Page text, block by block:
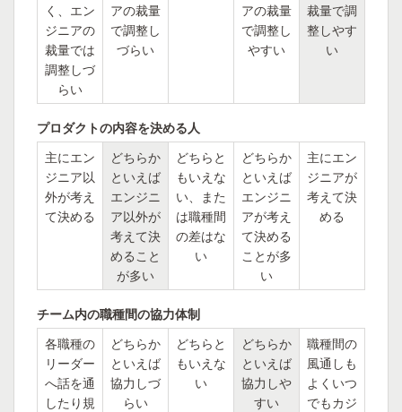
く、エン
ジニアの
裁量では
調整しづ
らい
アの裁量
で調整し
づらい
アの裁量
で調整し
やすい
裁量で調
整しやす
い
プロダクトの内容を決める人
主にエン
ジニア以
外が考え
て決める
どちらか
といえば
エンジニ
ア以外が
考えて決
めること
が多い
どちらと
もいえな
い、また
は職種間
の差はな
い
どちらか
といえば
エンジニ
アが考え
て決める
ことが多
い
主にエン
ジニアが
考えて決
める
チーム内の職種間の協力体制
各職種の
リーダー
へ話を通
したり規
どちらか
といえば
協力しづ
らい
どちらと
もいえな
い
どちらか
といえば
協力しや
すい
職種間の
風通しも
よくいつ
でもカジ